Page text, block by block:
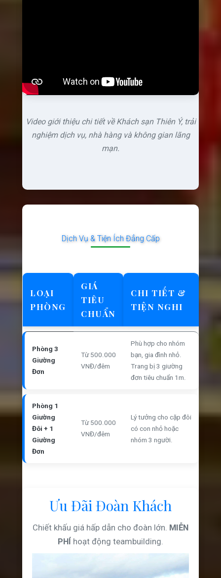
Video giới thiệu chi tiết về Khách sạn Thiên Ý, trải
nghiệm dịch vụ, nhà hàng và không gian lãng
mạn.
Dịch Vụ & Tiện Ích Đẳng Cấp
LOẠI
PHÒNG
GIÁ
TIÊU
CHUẨN
CHI TIẾT &
TIỆN NGHI
Phòng 3
Giường
Đơn
Từ 500.000
VNĐ/đêm
Phù hợp cho nhóm
bạn, gia đình nhỏ.
Trang bị 3 giường
đơn tiêu chuẩn 1m.
Phòng 1
Giường
Đôi + 1
Giường
Đơn
Từ 500.000
VNĐ/đêm
Lý tưởng cho cặp đôi
có con nhỏ hoặc
nhóm 3 người.
Ưu Đãi Đoàn Khách
Chiết khấu giá hấp dẫn cho đoàn lớn. MIỄN
PHÍ hoạt động teambuilding.